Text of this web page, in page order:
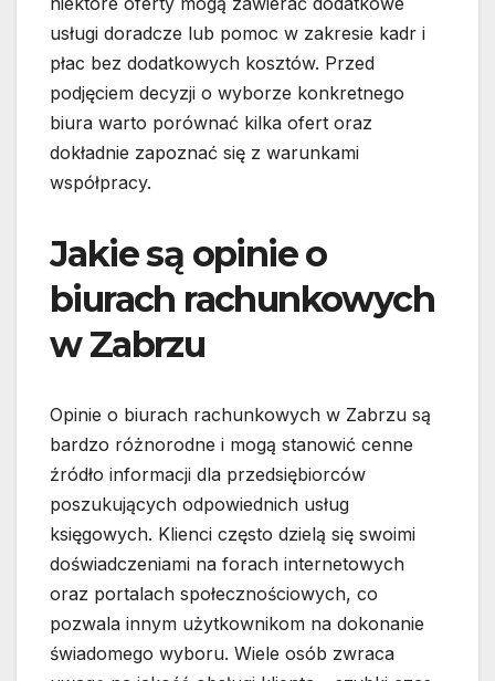
usługi doradcze lub pomoc w zakresie kadr i
płac bez dodatkowych kosztów. Przed
podjęciem decyzji o wyborze konkretnego
biura warto porównać kilka ofert oraz
dokładnie zapoznać się z warunkami
współpracy.
Jakie są opinie o
biurach rachunkowych
w Zabrzu
Opinie o biurach rachunkowych w Zabrzu są
bardzo różnorodne i mogą stanowić cenne
źródło informacji dla przedsiębiorców
poszukujących odpowiednich usług
księgowych. Klienci często dzielą się swoimi
doświadczeniami na forach internetowych
oraz portalach społecznościowych, co
pozwala innym użytkownikom na dokonanie
świadomego wyboru. Wiele osób zwraca